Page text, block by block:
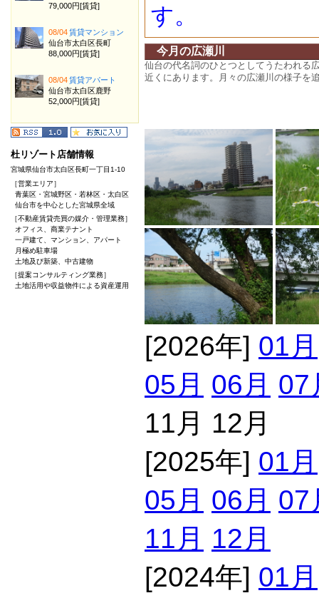
す。
今月の広瀬川
仙台の代名詞のひとつとしてうたわれる
近くにあります。月々の広瀬川の様子を
[2026年] 01月
05月 06月 07
11月 12月
[2025年] 01月
05月 06月 07
11月 12月
[2024年] 01月
79,000円[賃貸]
08/04賃貸マンション
仙台市太白区長町
88,000円[賃貸]
08/04賃貸アパート
仙台市太白区鹿野
52,000円[賃貸]
杜リゾート店舗情報
宮城県仙台市太白区長町一丁目1-10
［営業エリア］
青葉区・宮城野区・若林区・太白区
仙台市を中心とした宮城県全域
［不動産賃貸売買の媒介・管理業務］
オフィス、商業テナント
一戸建て、マンション、アパート
月極め駐車場
土地及び新築、中古建物
［提案コンサルティング業務］
土地活用や収益物件による資産運用